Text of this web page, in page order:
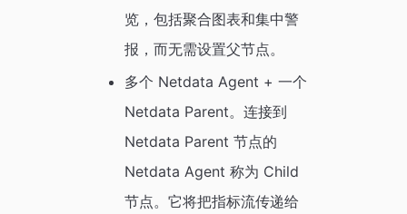
览，包括聚合图表和集中警
报，而无需设置父节点。
多个 Netdata Agent + 一个
Netdata Parent。连接到
Netdata Parent 节点的
Netdata Agent 称为 Child
节点。它将把指标流传递给